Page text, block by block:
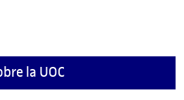
la UOC